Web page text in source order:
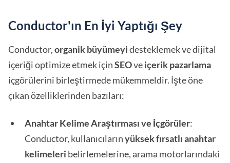
Conductor'ın En İyi Yaptığı Şey
Conductor,organik büyümeyidesteklemek ve dijital
içeriği optimize etmek içinSEOveiçerik pazarlama
içgörülerini birleştirmede mükemmeldir. İşte öne
çıkan özelliklerinden bazıları:
Anahtar Kelime Araştırması ve İçgörüler:
Conductor, kullanıcılarınyüksek fırsatlı anahtar
kelimeleri belirlemelerine, arama motorlarındaki